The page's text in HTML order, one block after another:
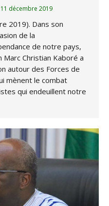
11 décembre 2019
2019). Dans son
de la
de notre pays,
Christian Kaboré a
autour des Forces de
mènent le combat
qui endeuillent notre